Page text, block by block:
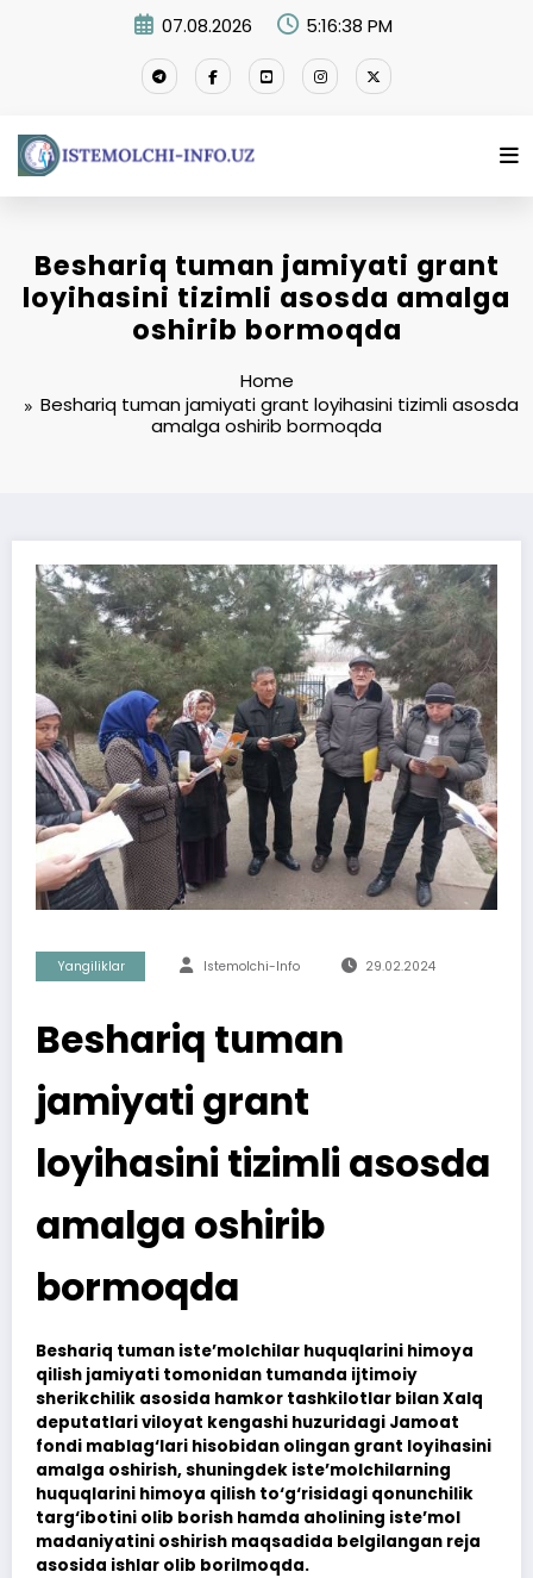
07.08.2026 5:16:39 PM
Beshariq tuman jamiyati grant
loyihasini tizimli asosda amalga
oshirib bormoqda
Home
Beshariq tuman jamiyati grant loyihasini tizimli asosda
amalga oshirib bormoqda
Yangiliklar Istemolchi-Info 29.02.2024
Beshariq tuman
jamiyati grant
loyihasini tizimli asosda
amalga oshirib
bormoqda
Beshariq tuman iste’molchilar huquqlarini himoya
qilish jamiyati tomonidan tumanda ijtimoiy
sherikchilik asosida hamkor tashkilotlar bilan Xalq
deputatlari viloyat kengashi huzuridagi Jamoat
fondi mablag‘lari hisobidan olingan grant loyihasini
amalga oshirish, shuningdek iste’molchilarning
huquqlarini himoya qilish to‘g‘risidagi qonunchilik
targ‘ibotini olib borish hamda aholining iste’mol
madaniyatini oshirish maqsadida belgilangan reja
asosida ishlar olib borilmoqda.